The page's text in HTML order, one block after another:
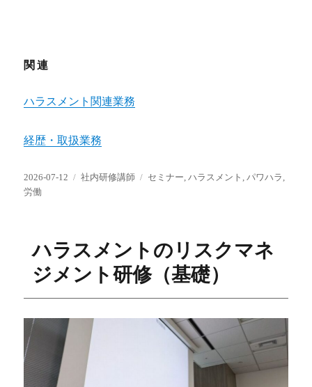
関連
ハラスメント関連業務
経歴・取扱業務
投
稿
2026-07-12
カ
社内研修講師
タ
セミナー ,ハラスメント パワハラ
労働
ハラスメントのリスクマネ
ジメント研修（基礎）